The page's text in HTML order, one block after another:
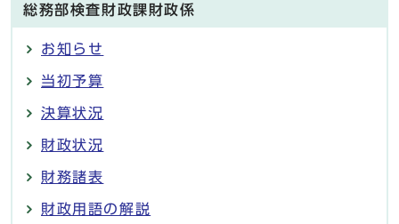
総務部検査財政課財政係
お知らせ
当初予算
決算状況
財政状況
財務諸表
財政用語の解説